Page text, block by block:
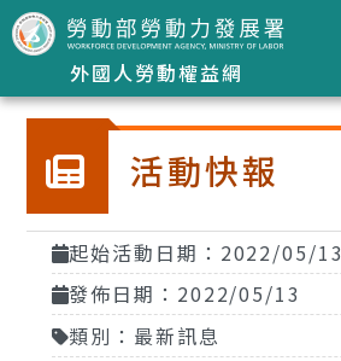
跳到主要內容區塊
外國人勞動權益網
活動快報
起始活動日期：2022/05/13
發佈日期：2022/05/13
類別：最新訊息